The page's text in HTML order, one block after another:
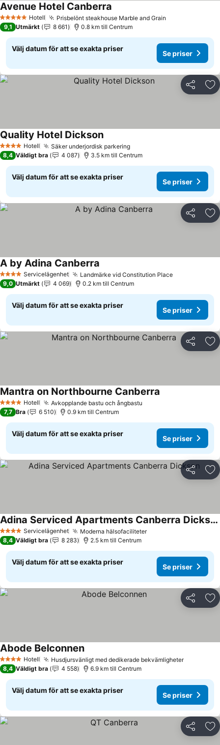
5 Stjärnor Hotell Prisbelönt steakhouse Marble and Grain
Avenue Hotel Canberra
9,1 Utmärkt 8 661 0.8 km till Centrum
Välj datum för att se exakta priser
Se priser
Dela
4 StjärnorHotell Säker underjordisk parkeringSe priser
Quality Hotel DicksonSe priser
8,4 Väldigt bra 4 087 3.5 km till Centrum
Välj datum för att se exakta priser
Se priser
Dela
4 StjärnorServicelägenhet Landmärke vid Constitution PlaceSe priser
A by Adina Canberra
9,0 Utmärkt 4 069 0.2 km till Centrum
Välj datum för att se exakta priser
Se priser
Dela
4 StjärnorHotell Avkopplande bastu och ångbastu
Mantra on Northbourne Canberra
7,7 Bra 6 510 0.9 km till Centrum
Välj datum för att se exakta priser
Se priser
Dela
4 StjärnorServicelägenhet Moderna hälsofaciliteterSe priser
Adina Serviced Apartments Canberra Dickson
Se priser
8,4 Väldigt bra 8 283 2.5 km till Centrum
Välj datum för att se exakta priser
Se priser
Dela
4 StjärnorHotell Husdjursvänligt med dedikerade bekvämligheterSe priser
Abode BelconnenSe priser
8,4 Väldigt bra 4 558 6.9 km till Centrum
Välj datum för att se exakta priser
Se priser
Dela